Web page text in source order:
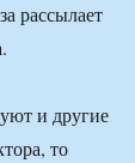
рассылает
и другие
то